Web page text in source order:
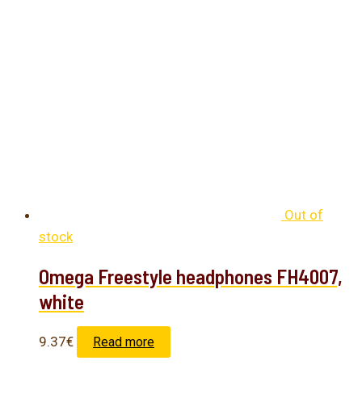
Out of
stock
Omega Freestyle headphones FH4007,
white
9.37€ Read more